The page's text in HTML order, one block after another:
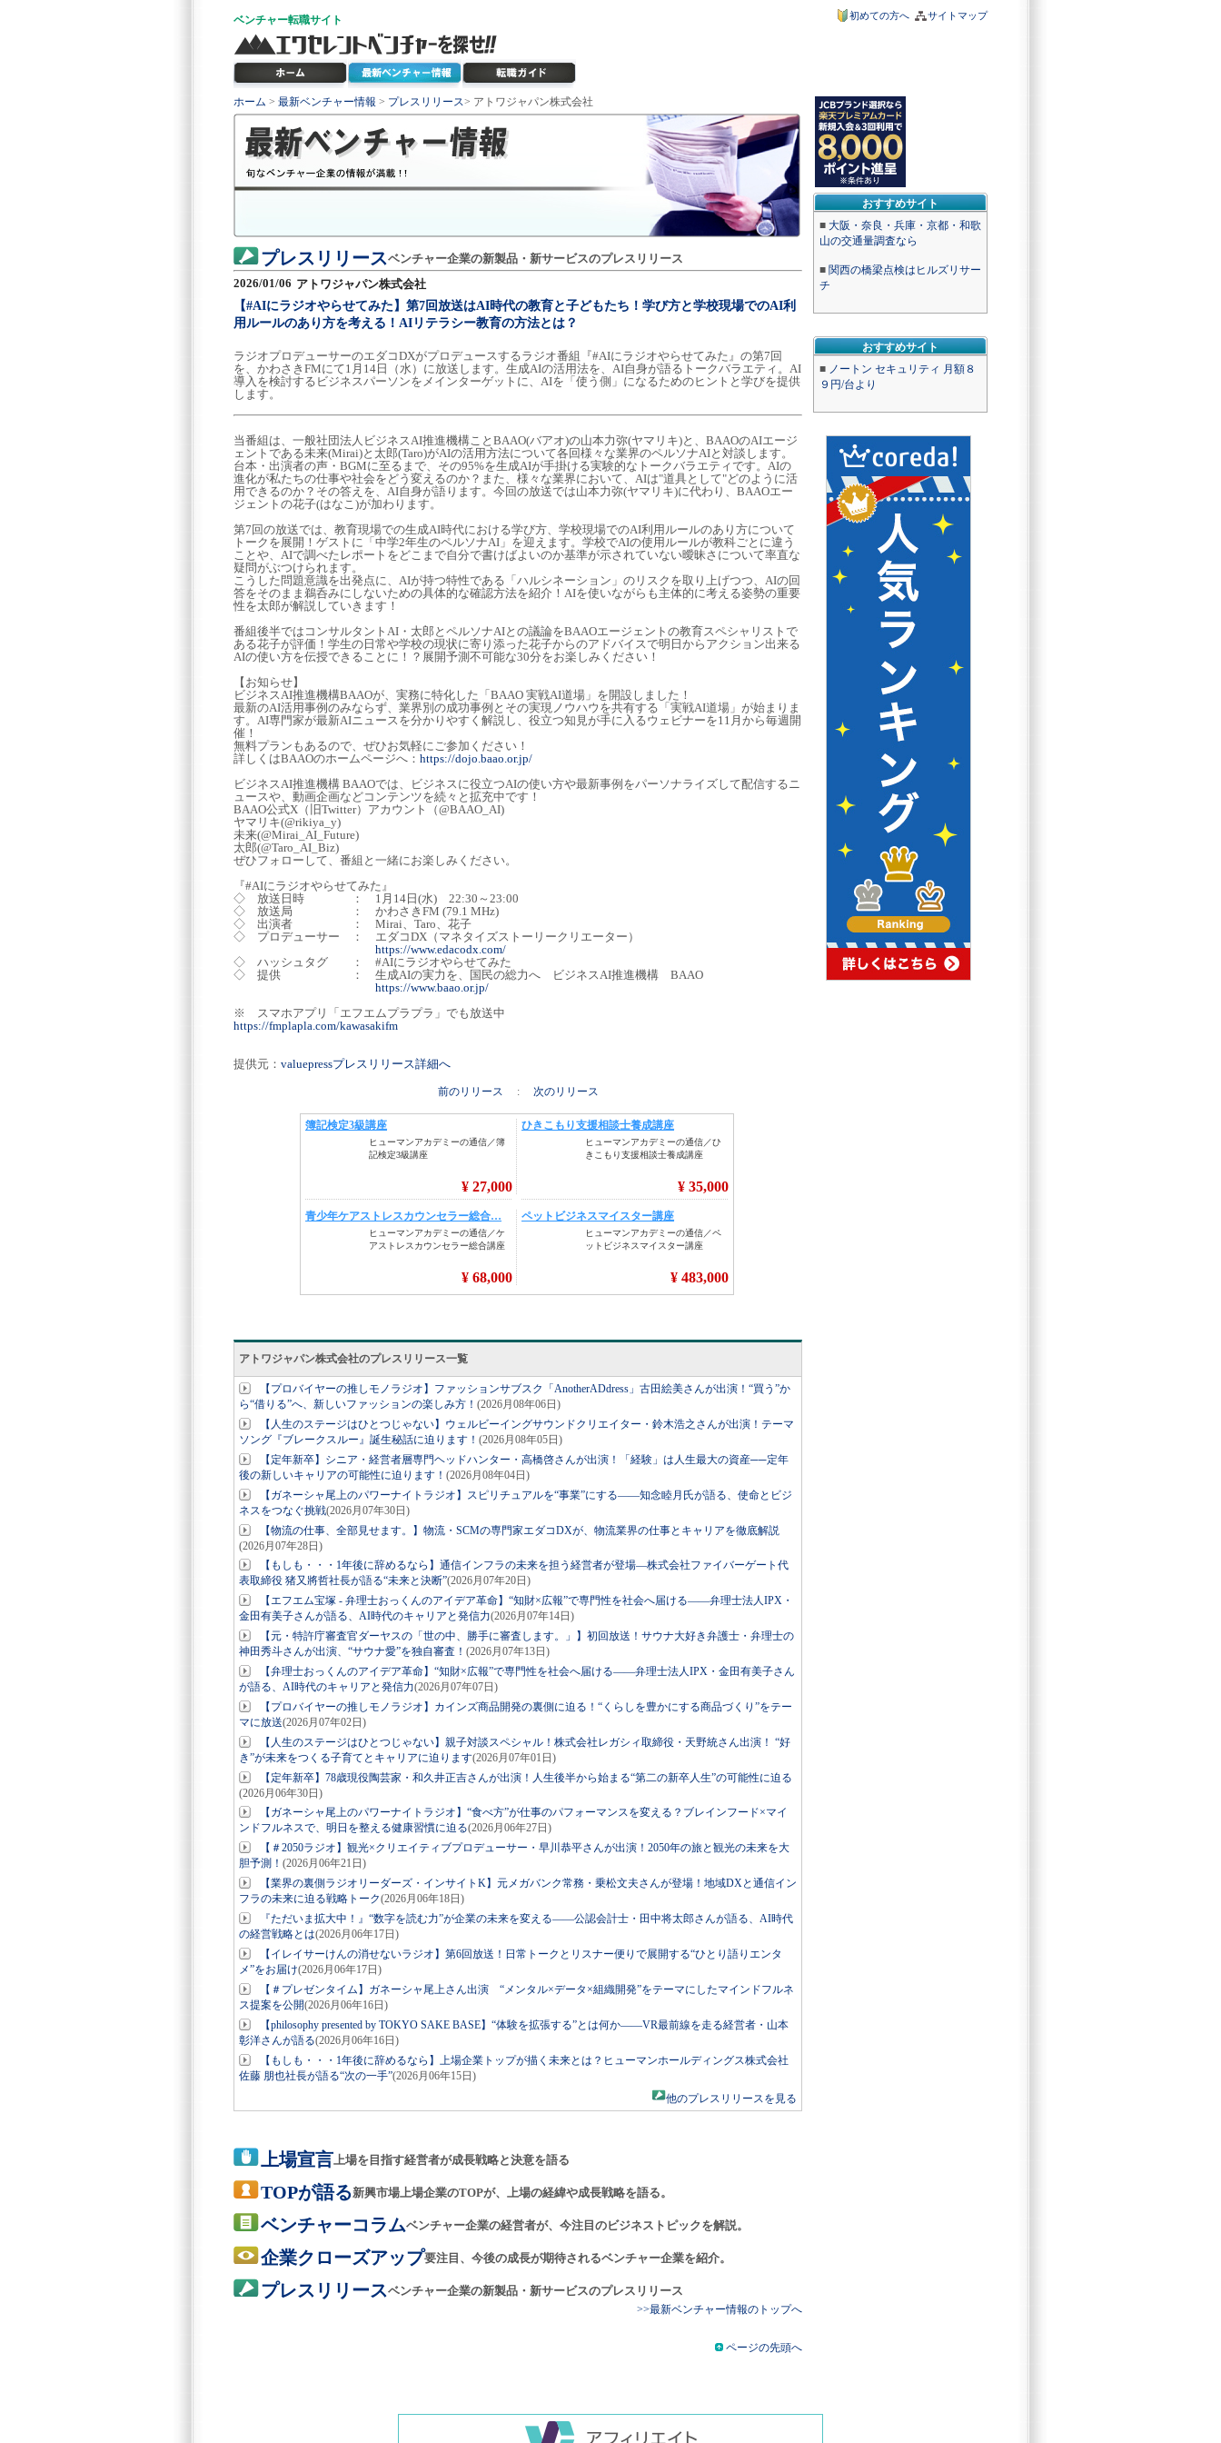
ベンチャー転職サイト サイトマップ
初めての方へ
おすすめサイト
■ 大阪・奈良・兵庫・京都・和歌
山の交通量調査なら
■ 関西の橋梁点検はヒルズリサー
チ
おすすめサイト
■ ノートン セキュリティ 月額８
９円/台より
ホーム > 最新ベンチャー情報 > プレスリリース> アトワジャパン株式会社
プレスリリースベンチャー企業の新製品・新サービスのプレスリリース
2026/01/06 アトワジャパン株式会社
【#AIにラジオやらせてみた】第7回放送はAI時代の教育と子どもたち！学び方と学校現場でのAI利
用ルールのあり方を考える！AIリテラシー教育の方法とは？
ラジオプロデューサーのエダコDXがプロデュースするラジオ番組『#AIにラジオやらせてみた』の第7回
を、かわさきFMにて1月14日（水）に放送します。生成AIの活用法を、AI自身が語るトークバラエティ。AI
導入を検討するビジネスパーソンをメインターゲットに、AIを「使う側」になるためのヒントと学びを提供
します。
当番組は、一般社団法人ビジネスAI推進機構ことBAAO(バアオ)の山本力弥(ヤマリキ)と、BAAOのAIエージ
ェントである未来(Mirai)と太郎(Taro)がAIの活用方法について各回様々な業界のペルソナAIと対談します。
台本・出演者の声・BGMに至るまで、その95%を生成AIが手掛ける実験的なトークバラエティです。AIの
進化が私たちの仕事や社会をどう変えるのか？また、様々な業界において、AIは"道具として"どのように活
用できるのか？その答えを、AI自身が語ります。今回の放送では山本力弥(ヤマリキ)に代わり、BAAOエー
ジェントの花子(はなこ)が加わります。
第7回の放送では、教育現場での生成AI時代における学び方、学校現場でのAI利用ルールのあり方について
トークを展開！ゲストに「中学2年生のペルソナAI」を迎えます。学校でAIの使用ルールが教科ごとに違う
ことや、AIで調べたレポートをどこまで自分で書けばよいのか基準が示されていない曖昧さについて率直な
疑問がぶつけられます。
こうした問題意識を出発点に、AIが持つ特性である「ハルシネーション」のリスクを取り上げつつ、AIの回
答をそのまま鵜呑みにしないための具体的な確認方法を紹介！AIを使いながらも主体的に考える姿勢の重要
性を太郎が解説していきます！
番組後半ではコンサルタントAI・太郎とペルソナAIとの議論をBAAOエージェントの教育スペシャリストで
ある花子が評価！学生の日常や学校の現状に寄り添った花子からのアドバイスで明日からアクション出来る
AIの使い方を伝授できることに！？展開予測不可能な30分をお楽しみください！
【お知らせ】
ビジネスAI推進機構BAAOが、実務に特化した「BAAO 実戦AI道場」を開設しました！
最新のAI活用事例のみならず、業界別の成功事例とその実現ノウハウを共有する「実戦AI道場」が始まりま
す。AI専門家が最新AIニュースを分かりやすく解説し、役立つ知見が手に入るウェビナーを11月から毎週開
催！
無料プランもあるので、ぜひお気軽にご参加ください！
詳しくはBAAOのホームページへ： https://dojo.baao.or.jp/
ビジネスAI推進機構 BAAOでは、ビジネスに役立つAIの使い方や最新事例をパーソナライズして配信するニ
ュースや、動画企画などコンテンツを続々と拡充中です！
BAAO公式X（旧Twitter）アカウント（@BAAO_AI)
ヤマリキ(@rikiya_y)
未来(@Mirai_AI_Future)
太郎(@Taro_AI_Biz)
ぜひフォローして、番組と一緒にお楽しみください。
『#AIにラジオやらせてみた』
◇ 放送日時 ： 1月14日(水) 22:30～23:00
◇ 放送局 ： かわさきFM (79.1 MHz)
◇ 出演者 ： Mirai、Taro、花子
◇ プロデューサー ： エダコDX（マネタイズストーリークリエーター）
https://www.edacodx.com/
◇ ハッシュタグ ： #AIにラジオやらせてみた
◇ 提供 ： 生成AIの実力を、国民の総力へ ビジネスAI推進機構 BAAO
https://www.baao.or.jp/
※ スマホアプリ「エフエムプラプラ」でも放送中
https://fmplapla.com/kawasakifm
提供元： valuepressプレスリリース詳細へ
前のリリース : 次のリリース
アトワジャパン株式会社のプレスリリース一覧
【プロバイヤーの推しモノラジオ】ファッションサブスク「AnotherADdress」古田絵美さんが出演！“買う”か
ら“借りる”へ、新しいファッションの楽しみ方！ (2026月08年06日)
【人生のステージはひとつじゃない】ウェルビーイングサウンドクリエイター・鈴木浩之さんが出演！テーマ
ソング『ブレークスルー』誕生秘話に迫ります！ (2026月08年05日)
【定年新卒】シニア・経営者層専門ヘッドハンター・高橋啓さんが出演！「経験」は人生最大の資産──定年
後の新しいキャリアの可能性に迫ります！ (2026月08年04日)
【ガネーシャ尾上のパワーナイトラジオ】スピリチュアルを“事業”にする――知念睦月氏が語る、使命とビジ
ネスをつなぐ挑戦(2026月07年30日)
【物流の仕事、全部見せます。】物流・SCMの専門家エダコDXが、物流業界の仕事とキャリアを徹底解説
(2026月07年28日)
【もしも・・・1年後に辞めるなら】通信インフラの未来を担う経営者が登場―株式会社ファイバーゲート代
表取締役 猪又將哲社長が語る“未来と決断”(2026月07年20日)
【エフエム宝塚 - 弁理士おっくんのアイデア革命】“知財×広報”で専門性を社会へ届ける――弁理士法人IPX・
金田有美子さんが語る、AI時代のキャリアと発信力(2026月07年14日)
【元・特許庁審査官ダーヤスの「世の中、勝手に審査します。」】初回放送！サウナ大好き弁護士・弁理士の
神田秀斗さんが出演、“サウナ愛”を独自審査！ (2026月07年13日)
【弁理士おっくんのアイデア革命】“知財×広報”で専門性を社会へ届ける――弁理士法人IPX・金田有美子さん
が語る、AI時代のキャリアと発信力(2026月07年07日)
【プロバイヤーの推しモノラジオ】カインズ商品開発の裏側に迫る！“くらしを豊かにする商品づくり”をテー
マに放送(2026月07年02日)
【人生のステージはひとつじゃない】親子対談スペシャル！株式会社レガシィ取締役・天野統さん出演！ “好
き”が未来をつくる子育てとキャリアに迫ります(2026月07年01日)
【定年新卒】78歳現役陶芸家・和久井正吉さんが出演！人生後半から始まる“第二の新卒人生”の可能性に迫る
(2026月06年30日)
【ガネーシャ尾上のパワーナイトラジオ】“食べ方”が仕事のパフォーマンスを変える？ブレインフード×マイ
ンドフルネスで、明日を整える健康習慣に迫る(2026月06年27日)
【＃2050ラジオ】観光×クリエイティブプロデューサー・早川恭平さんが出演！2050年の旅と観光の未来を大
胆予測！ (2026月06年21日)
【業界の裏側ラジオリーダーズ・インサイトK】元メガバンク常務・乗松文夫さんが登場！地域DXと通信イン
フラの未来に迫る戦略トーク(2026月06年18日)
『ただいま拡大中！』“数字を読む力”が企業の未来を変える――公認会計士・田中将太郎さんが語る、AI時代
の経営戦略とは(2026月06年17日)
【イレイサーけんの消せないラジオ】第6回放送！日常トークとリスナー便りで展開する“ひとり語りエンタ
メ”をお届け(2026月06年17日)
【＃プレゼンタイム】ガネーシャ尾上さん出演 “メンタル×データ×組織開発”をテーマにしたマインドフルネ
ス提案を公開(2026月06年16日)
【philosophy presented by TOKYO SAKE BASE】“体験を拡張する”とは何か――VR最前線を走る経営者・山本
彰洋さんが語る(2026月06年16日)
【もしも・・・1年後に辞めるなら】上場企業トップが描く未来とは？ヒューマンホールディングス株式会社
佐藤 朋也社長が語る“次の一手”(2026月06年15日)
他のプレスリリースを見る
上場宣言上場を目指す経営者が成長戦略と決意を語る
TOPが語る新興市場上場企業のTOPが、上場の経緯や成長戦略を語る。
ベンチャーコラムベンチャー企業の経営者が、今注目のビジネストピックを解説。
企業クローズアップ要注目、今後の成長が期待されるベンチャー企業を紹介。
プレスリリースベンチャー企業の新製品・新サービスのプレスリリース
>>最新ベンチャー情報のトップへ
ページの先頭へ